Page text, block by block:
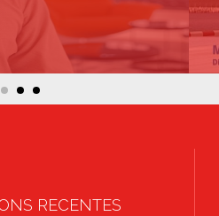
RECENTES